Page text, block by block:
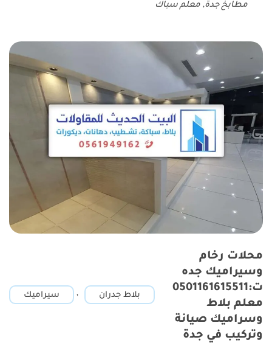
مطابخ جدة, معلم سباك
بلاط جدران , سيراميك
محلات رخام
وسيراميك جده
ت:0501161615511
معلم بلاط
وسراميك صيانة
وتركيب في جدة